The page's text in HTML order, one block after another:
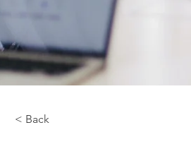
< Back